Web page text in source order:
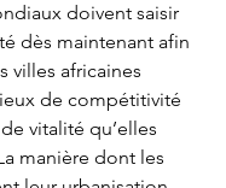
doivent saisir
dès maintenant afin
villes africaines
de compétitivité
vitalité qu’elles
manière dont les